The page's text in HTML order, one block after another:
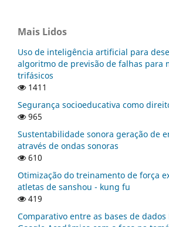
Mais Lidos
Uso de inteligência artificial para
algoritmo de previsão de falhas para
trifásicos
1411
Segurança socioeducativa como
965
Sustentabilidade sonora geração de
através de ondas sonoras
610
Otimização do treinamento de força
atletas de sanshou - kung fu
419
Comparativo entre as bases de dados